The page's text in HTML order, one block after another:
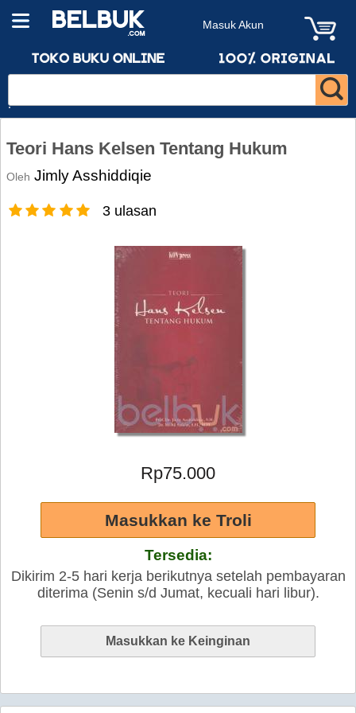
Masuk Akun
Teori Hans Kelsen Tentang Hukum
Oleh Jimly Asshiddiqie
3 ulasan
Rp75.000
Tersedia:
Dikirim 2-5 hari kerja berikutnya setelah pembayaran
diterima (Senin s/d Jumat, kecuali hari libur).